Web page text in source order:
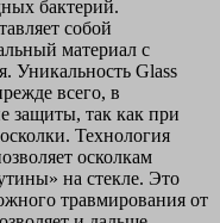
бактерий.
собой
материал с
Уникальность Glass
всего, в
защиты, так как при
Технология
осколкам
на стекле. Это
травмирования от